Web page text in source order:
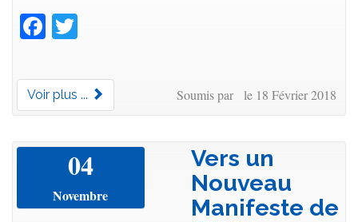
Facebook
Voir plus ... Soumis par le 18 Février 2018
04
Novembre
Vers un
Nouveau
Manifeste de